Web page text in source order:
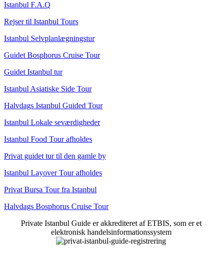
Istanbul F.A.Q
Rejser til Istanbul Tours
Istanbul Selvplanlægningstur
Guidet Bosphorus Cruise Tour
Guidet Istanbul tur
Istanbul Asiatiske Side Tour
Halvdags Istanbul Guided Tour
Istanbul Lokale seværdigheder
Istanbul Food Tour afholdes
Privat guidet tur til den gamle by
Istanbul Layover Tour afholdes
Privat Bursa Tour fra Istanbul
Halvdags Bosphorus Cruise Tour
Private Istanbul Guide er akkrediteret af ETBIS, som er et
elektronisk handelsinformationssystem